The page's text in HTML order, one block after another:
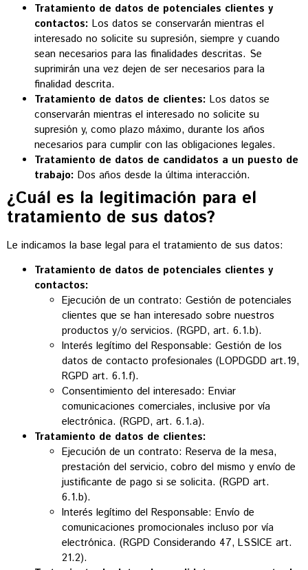
Tratamiento de datos de potenciales clientes y
contactos: Los datos se conservarán mientras el
interesado no solicite su supresión, siempre y cuando
sean necesarios para las finalidades descritas. Se
suprimirán una vez dejen de ser necesarios para la
finalidad descrita.
Tratamiento de datos de clientes: Los datos se
conservarán mientras el interesado no solicite su
supresión y, como plazo máximo, durante los años
necesarios para cumplir con las obligaciones legales.
Tratamiento de datos de candidatos a un puesto de
trabajo: Dos años desde la última interacción.
¿Cuál es la legitimación para el
tratamiento de sus datos?
Le indicamos la base legal para el tratamiento de sus datos:
Tratamiento de datos de potenciales clientes y
contactos:
Ejecución de un contrato: Gestión de potenciales
clientes que se han interesado sobre nuestros
productos y/o servicios. (RGPD, art. 6.1.b).
Interés legítimo del Responsable: Gestión de los
datos de contacto profesionales (LOPDGDD art.19,
RGPD art. 6.1.f).
Consentimiento del interesado: Enviar
comunicaciones comerciales, inclusive por vía
electrónica. (RGPD, art. 6.1.a).
Tratamiento de datos de clientes:
Ejecución de un contrato: Reserva de la mesa,
prestación del servicio, cobro del mismo y envío de
justificante de pago si se solicita. (RGPD art.
6.1.b).
Interés legítimo del Responsable: Envío de
comunicaciones promocionales incluso por vía
electrónica. (RGPD Considerando 47, LSSICE art.
21.2).